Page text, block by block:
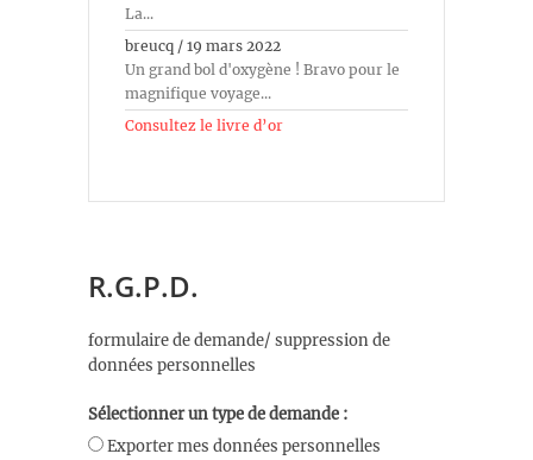
La...
breucq / 19 mars 2022
Un grand bol d'oxygène ! Bravo pour le
magnifique voyage...
Consultez le livre d’or
R.G.P.D.
formulaire de demande/ suppression de
données personnelles
Sélectionner un type de demande :
Exporter mes données personnelles